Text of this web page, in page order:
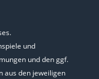
und
und den ggf.
aus den jeweiligen